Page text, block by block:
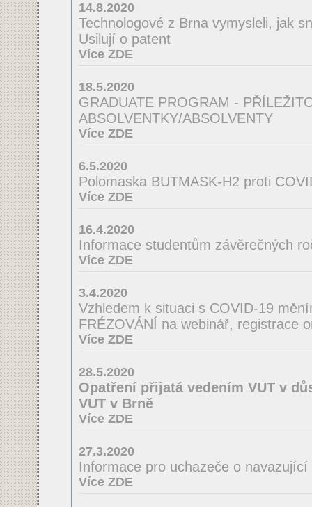
14.8.2020
Technologové z Brna vymysleli, jak
Usilují o patent
Více ZDE
18.5.2020
GRADUATE PROGRAM -
ABSOLVENTKY/ABSOLVENTY
Více ZDE
6.5.2020
Polomaska BUTMASK-H2 proti
Více ZDE
16.4.2020
Informace studentům závěrečných
Více ZDE
3.4.2020
Vzhledem k situaci s COVID-19
FRÉZOVÁNÍ na webinář, registrace
Více ZDE
28.5.2020
Opatření přijatá vedením VUT v
VUT v Brně
Více ZDE
27.3.2020
Informace pro uchazeče o
Více ZDE